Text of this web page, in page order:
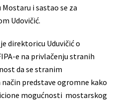
i sastao se za
Udovičić.
direktoricu Uduvičić o
e na privlačenju stranih
da se stranim
predstave ogromne kako
mogućnosti mostarskog